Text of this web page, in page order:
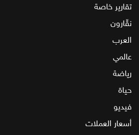
تقارير خاصة
نقّارون
العرب
عالمي
رياضة
حياة
فيديو
أسعار العملات